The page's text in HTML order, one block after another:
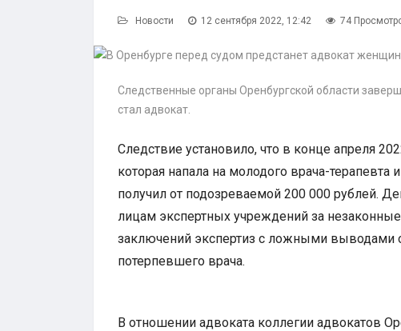
Новости 12 сентября 2022, 12:42 74
Следственные органы Оренбургской области
стал адвокат.
Следствие установило, что в конце апреля
которая напала на молодого врача-
получил от подозреваемой 200 000 рублей.
лицам экспертных учреждений за
заключений экспертиз с ложными выводами
потерпевшего врача.
В отношении адвоката коллегии адвокатов